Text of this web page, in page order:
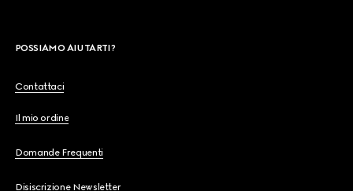
POSSIAMO AIUTARTI?
Contattaci
Il mio ordine
Domande Frequenti
Disiscrizione Newsletter